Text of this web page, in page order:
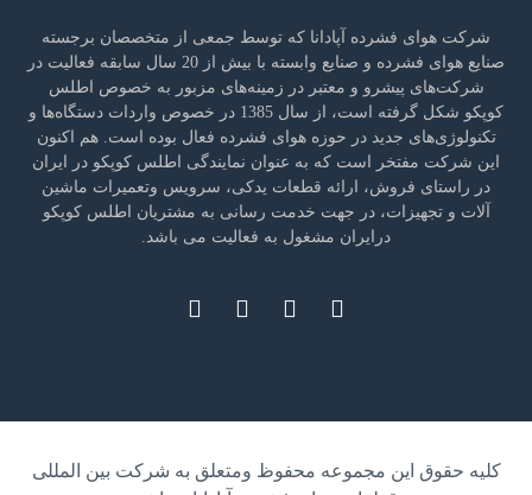
شرکت هوای فشرده آپادانا که توسط جمعی از متخصصان برجسته
صنایع هوای فشرده و صنایع وابسته با بیش از 20 سال سابقه فعالیت در
شرکت‌های پیشرو و معتبر در زمینه‌های مزبور به خصوص اطلس
کوپکو شکل گرفته است، از سال 1385 در خصوص واردات دستگاه‌ها و
تکنولوژی‌های جدید در حوزه هوای فشرده فعال بوده است. هم اکنون
این شرکت مفتخر است که به عنوان نمایندگی اطلس کوپکو در ایران
در راستای فروش، ارائه قطعات یدکی، سرویس وتعمیرات ماشین
آلات و تجهیزات، در جهت خدمت رسانی به مشتریان اطلس کوپکو
درایران مشغول به فعالیت می باشد.
کلیه حقوق این مجموعه محفوظ ومتعلق به شرکت بین المللی